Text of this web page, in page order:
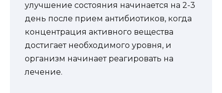
улучшение состояния начинается на 2-3
день после прием антибиотиков, когда
концентрация активного вещества
достигает необходимого уровня, и
организм начинает реагировать на
лечение.